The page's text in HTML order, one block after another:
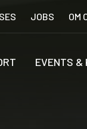
JOBS OM
EVENTS &